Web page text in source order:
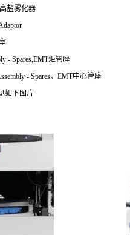
高盐雾化器
- Spares,EMT炬管座
- Spares，EMT中心管座
如下图片